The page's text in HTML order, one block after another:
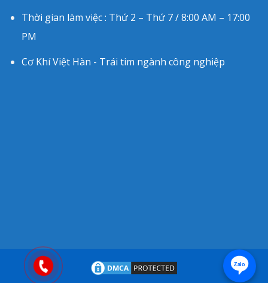
Thời gian làm việc : Thứ 2 – Thứ 7 / 8:00 AM – 17:00
PM
Cơ Khí Việt Hàn - Trái tim ngành công nghiệp
Zalo